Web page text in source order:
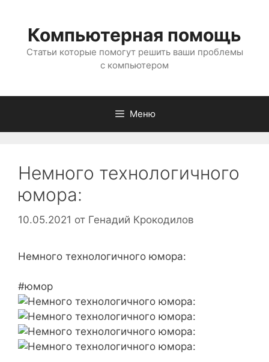
содержимому
Компьютерная помощь
Статьи которые помогут решить ваши проблемы
с компьютером
Меню
Немного технологичного
юмора:
10.05.2021 от Генадий Крокодилов
Немного технологичного юмора:
#юмор